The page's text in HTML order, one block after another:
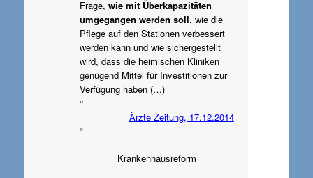
Frage, wie mit Überkapazitäten
umgegangen werden soll, wie die
Pflege auf den Stationen verbessert
werden kann und wie sichergestellt
wird, dass die heimischen Kliniken
genügend Mittel für Investitionen zur
Verfügung haben (…)
°
Ärzte Zeitung, 17.12.2014
°
Krankenhausreform